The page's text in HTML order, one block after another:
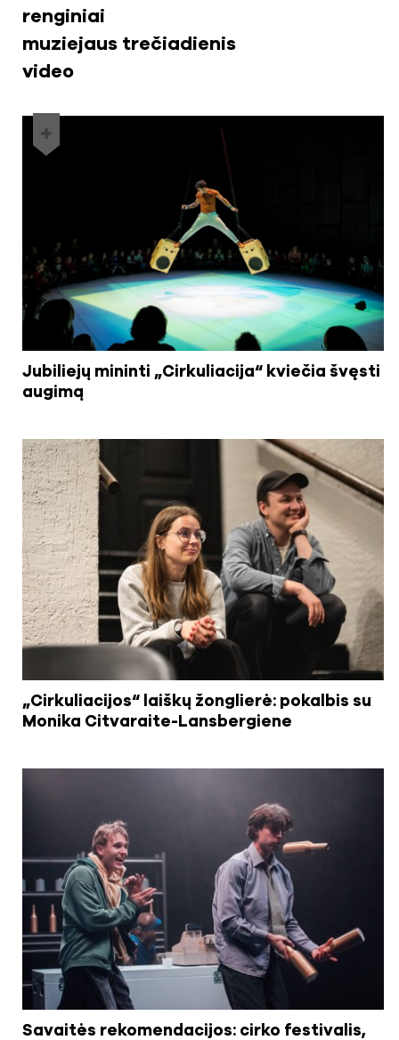
Jubiliejų mininti „Cirkuliacija“ kviečia švęsti
augimą
renginiai
muziejaus trečiadienis
video
„Cirkuliacijos“ laiškų žonglierė: pokalbis su
Monika Citvaraite-Lansbergiene
Savaitės rekomendacijos: cirko festivalis,